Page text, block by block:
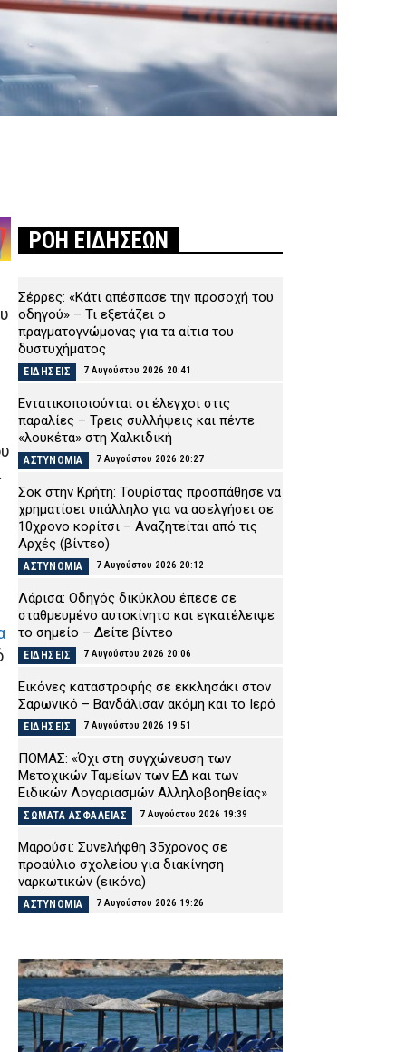
ΡΟΗ ΕΙΔΗΣΕΩΝ
Σέρρες: «Κάτι απέσπασε την προσοχή του
οδηγού» – Τι εξετάζει ο
πραγματογνώμονας για τα αίτια του
δυστυχήματος
ΕΙΔΗΣΕΙΣ 7 Αυγούστου 2026 20:41
Εντατικοποιούνται οι έλεγχοι στις
παραλίες – Τρεις συλλήψεις και πέντε
«λουκέτα» στη Χαλκιδική
ΑΣΤΥΝΟΜΙΑ 7 Αυγούστου 2026 20:27
Σοκ στην Κρήτη: Τουρίστας προσπάθησε να
χρηματίσει υπάλληλο για να ασελγήσει σε
10χρονο κορίτσι – Αναζητείται από τις
Αρχές (βίντεο)
ΑΣΤΥΝΟΜΙΑ 7 Αυγούστου 2026 20:12
Λάρισα: Οδηγός δικύκλου έπεσε σε
σταθμευμένο αυτοκίνητο και εγκατέλειψε
το σημείο – Δείτε βίντεο
ΕΙΔΗΣΕΙΣ 7 Αυγούστου 2026 20:06
Εικόνες καταστροφής σε εκκλησάκι στον
Σαρωνικό – Βανδάλισαν ακόμη και το Ιερό
ΕΙΔΗΣΕΙΣ 7 Αυγούστου 2026 19:51
ΠΟΜΑΣ: «Όχι στη συγχώνευση των
Μετοχικών Ταμείων των ΕΔ και των
Ειδικών Λογαριασμών Αλληλοβοηθείας»
ΣΩΜΑΤΑ ΑΣΦΑΛΕΙΑΣ 7 Αυγούστου 2026 19:39
Μαρούσι: Συνελήφθη 35χρονος σε
προαύλιο σχολείου για διακίνηση
ναρκωτικών (εικόνα)
ΑΣΤΥΝΟΜΙΑ 7 Αυγούστου 2026 19:26
ΑΠΟΨΕΙΣ 7 Αυγούστου 2026 19:14
«Καμπανάκι» από τον ΟΟΣΑ: Στην Ελλάδα η
μεγαλύτερη πτώση του πραγματικού
εισοδήματος των νοικοκυριών